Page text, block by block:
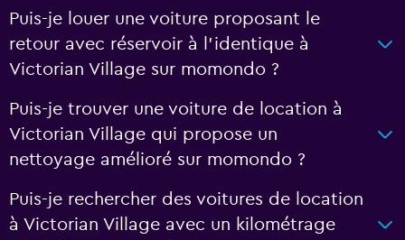
Puis-je louer une voiture proposant le
retour avec réservoir à l’identique à
Victorian Village sur momondo ?
Puis-je trouver une voiture de location à
Victorian Village qui propose un
nettoyage amélioré sur momondo ?
Puis-je rechercher des voitures de location
à Victorian Village avec un kilométrage